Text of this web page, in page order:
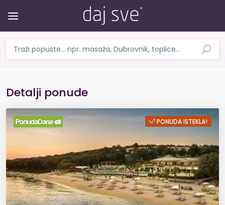
Detalji ponude
RESORT AMARIN 4*,PONUDA ISTEKLA!